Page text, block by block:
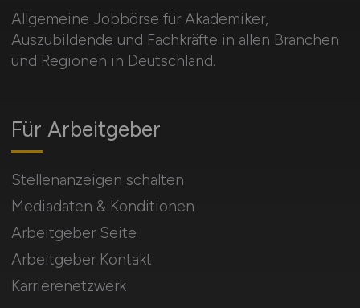
Allgemeine Jobbörse für Akademiker,
Auszubildende und Fachkräfte in allen Branchen
und Regionen in Deutschland.
Für Arbeitgeber
Stellenanzeigen schalten
Mediadaten & Konditionen
Arbeitgeber Seite
Arbeitgeber Kontakt
Karrierenetzwerk